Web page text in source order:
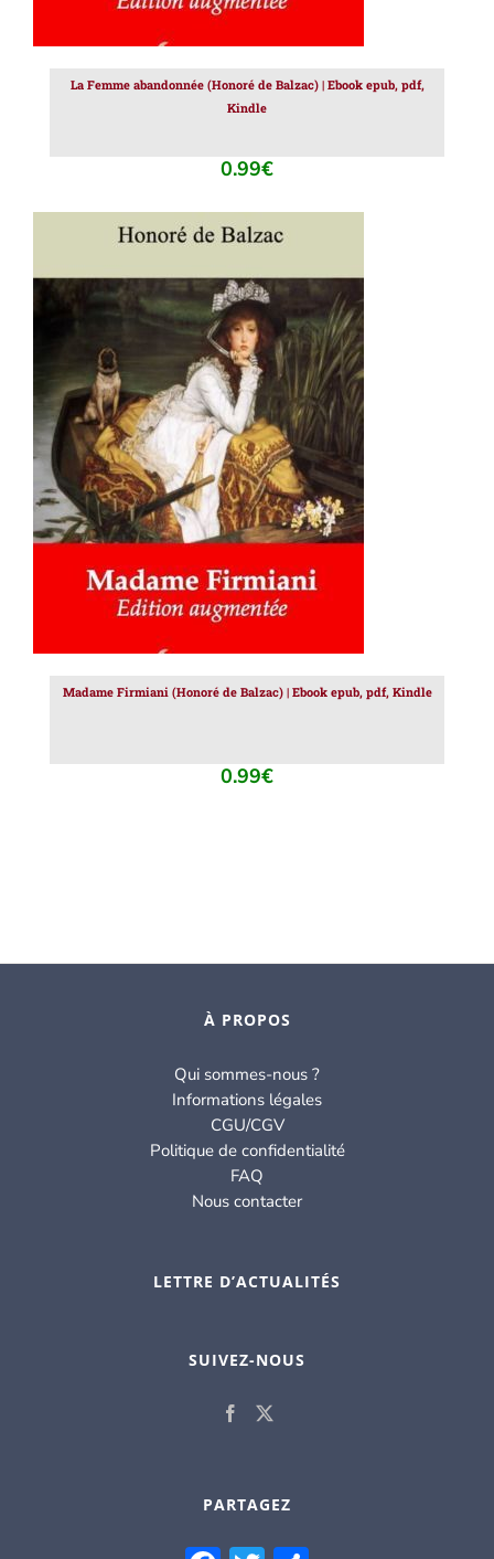
La Femme abandonnée (Honoré de Balzac) | Ebook epub, pdf,
Kindle
0.99€
AJOUTER AU PANIER / DÉTAILS
Madame Firmiani (Honoré de Balzac) | Ebook epub, pdf, Kindle
0.99€
À PROPOS
Qui sommes-nous ?
Informations légales
CGU/CGV
Politique de confidentialité
FAQ
Nous contacter
LETTRE D’ACTUALITÉS
SUIVEZ-NOUS
PARTAGEZ